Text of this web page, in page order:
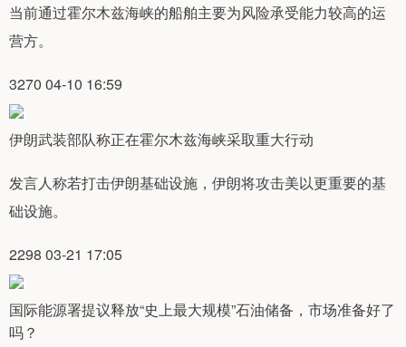
当前通过霍尔木兹海峡的船舶主要为风险承受能力较高的运
营方。
3270 04-10 16:59
伊朗武装部队称正在霍尔木兹海峡采取重大行动
发言人称若打击伊朗基础设施，伊朗将攻击美以更重要的基
础设施。
2298 03-21 17:05
国际能源署提议释放“史上最大规模”石油储备，市场准备好了
吗？